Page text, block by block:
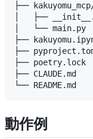
├──
│   ├──
│   └── main.py
├──
├──
├── poetry.lock
├── CLAUDE.md
動作例